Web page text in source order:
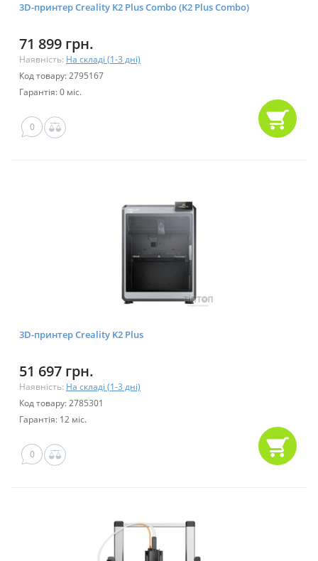
3D-принтер Creality K2 Plus Сombo (K2 Plus Combo)
71 899 грн.
Наявність: На складі (1-3 дні)
Код товару: 2795167
Гарантія: 0 міс.
0
3D-принтер Creality K2 Plus
51 697 грн.
Наявність: На складі (1-3 дні)
Код товару: 2785301
Гарантія: 12 міс.
0